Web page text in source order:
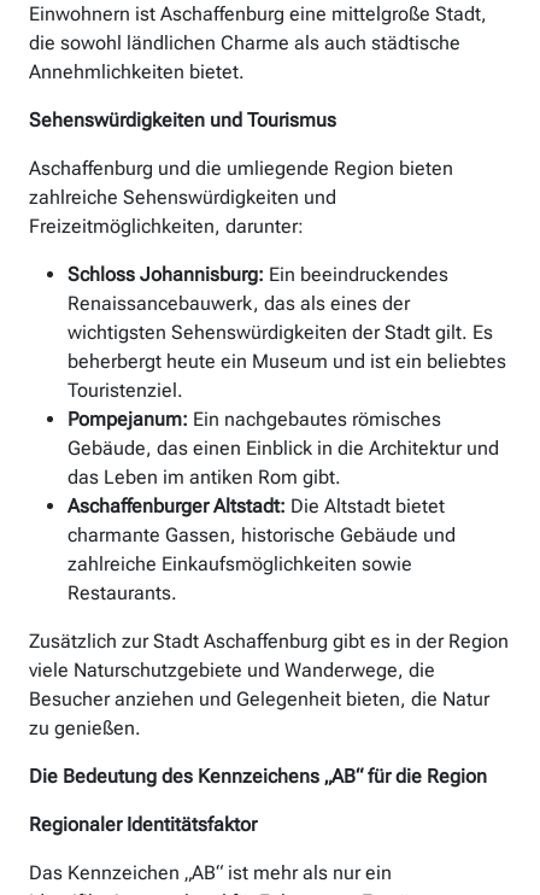
Einwohnern ist Aschaffenburg eine mittelgroße Stadt,
die sowohl ländlichen Charme als auch städtische
Annehmlichkeiten bietet.
Sehenswürdigkeiten und Tourismus
Aschaffenburg und die umliegende Region bieten
zahlreiche Sehenswürdigkeiten und
Freizeitmöglichkeiten, darunter:
Schloss Johannisburg: Ein beeindruckendes
Renaissancebauwerk, das als eines der
wichtigsten Sehenswürdigkeiten der Stadt gilt. Es
beherbergt heute ein Museum und ist ein beliebtes
Touristenziel.
Pompejanum: Ein nachgebautes römisches
Gebäude, das einen Einblick in die Architektur und
das Leben im antiken Rom gibt.
Aschaffenburger Altstadt: Die Altstadt bietet
charmante Gassen, historische Gebäude und
zahlreiche Einkaufsmöglichkeiten sowie
Restaurants.
Zusätzlich zur Stadt Aschaffenburg gibt es in der Region
viele Naturschutzgebiete und Wanderwege, die
Besucher anziehen und Gelegenheit bieten, die Natur
zu genießen.
Die Bedeutung des Kennzeichens „AB“ für die Region
Regionaler Identitätsfaktor
Das Kennzeichen „AB“ ist mehr als nur ein